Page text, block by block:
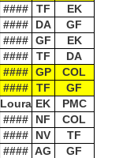
#### TF
EK
#### DA
GF
#### GF
EK
#### TF
DA
#### GP
COL
#### TF
GF
Loura EK
PMC
#### NF
COL
#### NV
TF
#### AG
GF